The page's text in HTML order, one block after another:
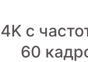
iPad
Watch
4K с
60